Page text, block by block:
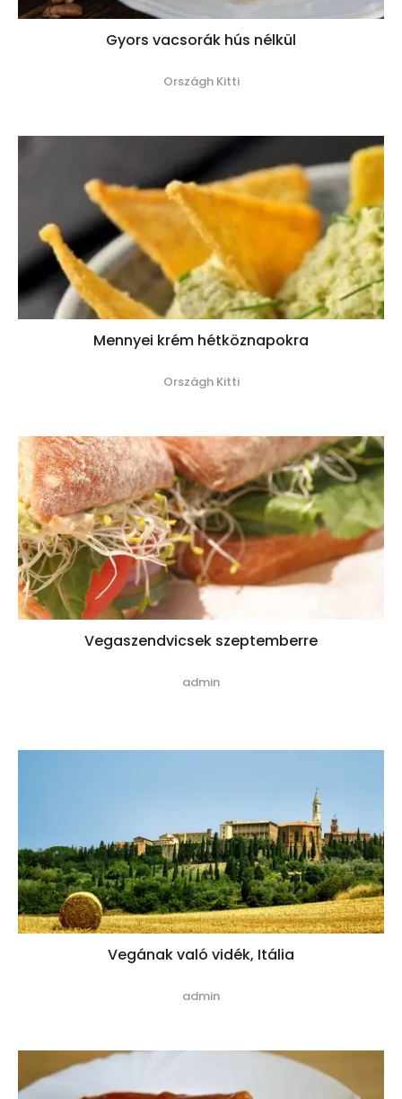
Gyors vacsorák hús nélkül
Országh Kitti
Mennyei krém hétköznapokra
Országh Kitti
Vegaszendvicsek szeptemberre
admin
Vegának való vidék, Itália
admin